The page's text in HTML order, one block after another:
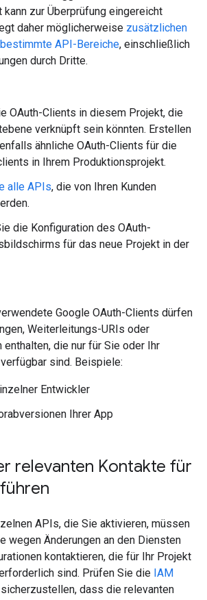
zur Überprüfung eingereicht
daher möglicherweise zusätzlichen
API-Bereiche, einschließlich
durch Dritte.
OAuth-Clients in diesem Projekt, die
verknüpft sein könnten. Erstellen
ähnliche OAuth-Clients für die
in Ihrem Produktionsprojekt.
alle APIs, die von Ihren Kunden
die Konfiguration des OAuth-
für das neue Projekt in der
Google OAuth-Clients dürfen
Weiterleitungs-URIs oder
die nur für Sie oder Ihr
sind. Beispiele:
Entwickler
Ihrer App
relevanten Kontakte für
APIs, die Sie aktivieren, müssen
wegen Änderungen an den Diensten
kontaktieren, die für Ihr Projekt
sind. Prüfen Sie die IAM
dass die relevanten